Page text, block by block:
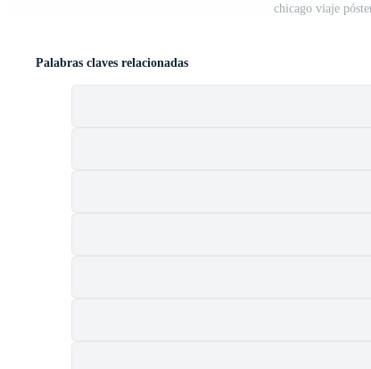
chicago viaje
Palabras claves relacionadas